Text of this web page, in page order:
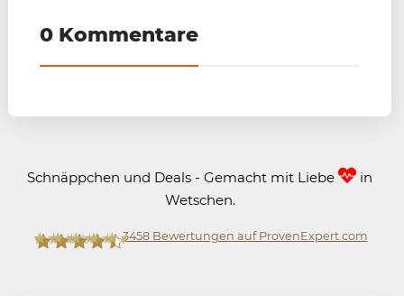
0 Kommentare
Schnäppchen und Deals - Gemacht mit Liebe
in
Wetschen.
3458Bewertungen auf ProvenExpert.com